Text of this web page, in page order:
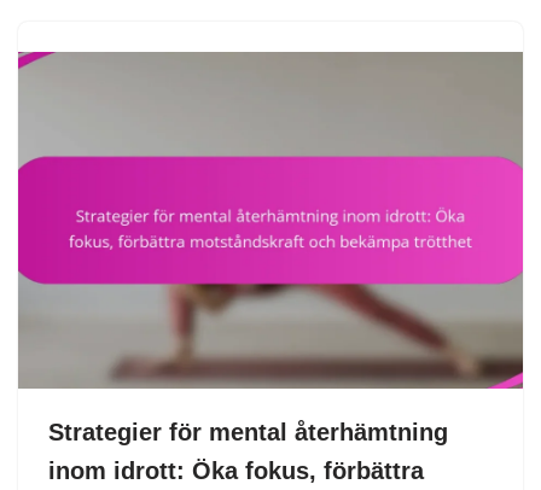
Strategier för mental återhämtning
inom idrott: Öka fokus, förbättra